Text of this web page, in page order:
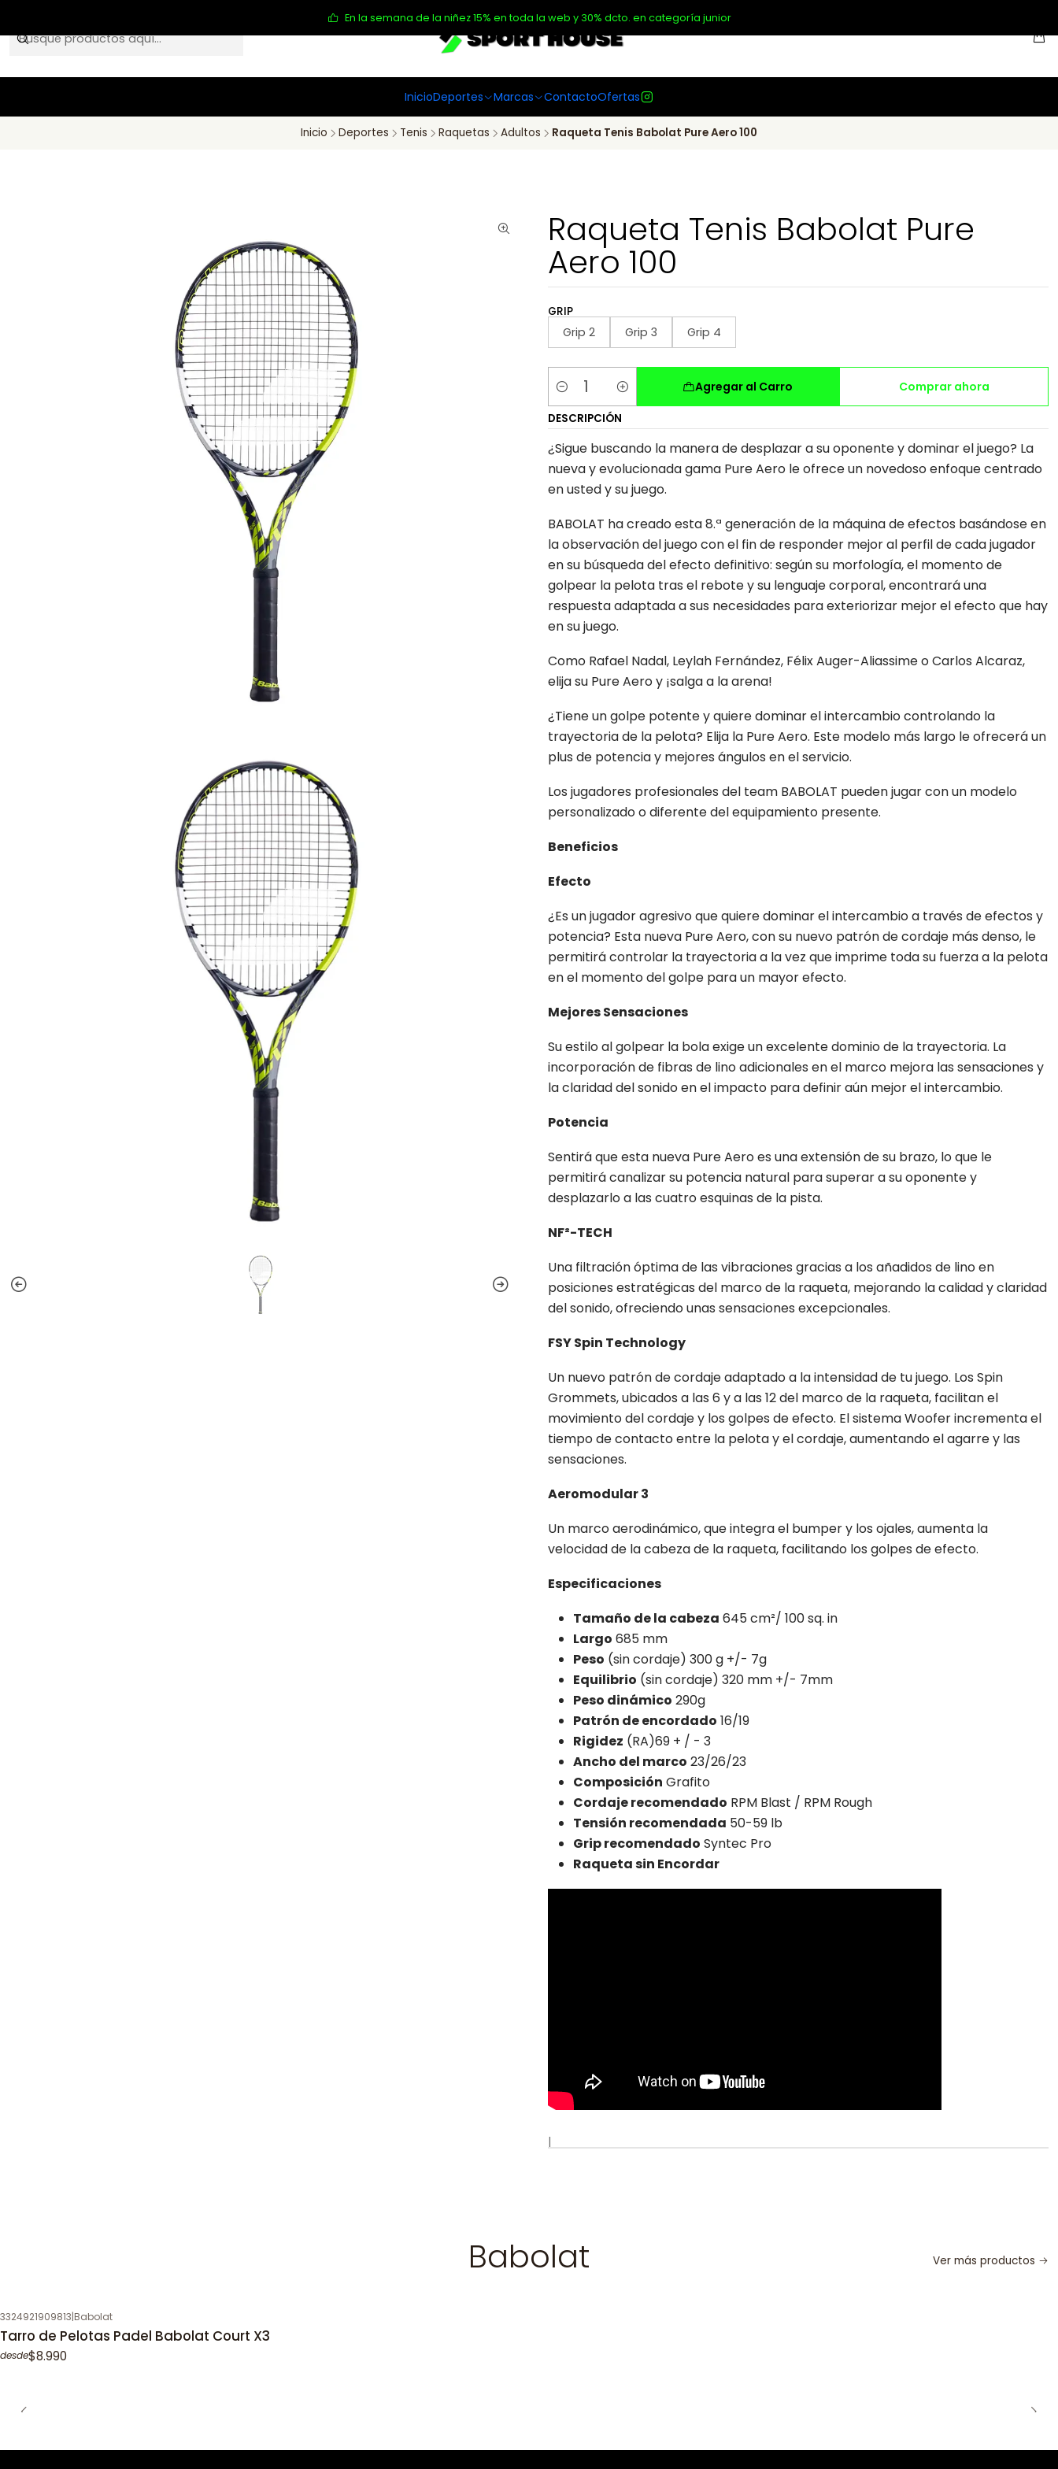
InicioDeportes Marcas ContactoOfertas
En la semana de la niñez 15% en toda la web y 30% dcto. en categoría junior
Inicio Deportes Tenis Raquetas Adultos Raqueta Tenis Babolat Pure Aero 100
Raqueta Tenis Babolat Pure
Aero 100
GRIP
Grip 2 Grip 3 Grip 4
Cantidad
Agregar al Carro Comprar ahora
DESCRIPCIÓN
¿Sigue buscando la manera de desplazar a su oponente y dominar el juego? La
nueva y evolucionada gama Pure Aero le ofrece un novedoso enfoque centrado
en usted y su juego.
BABOLAT ha creado esta 8.ª generación de la máquina de efectos basándose en
la observación del juego con el fin de responder mejor al perfil de cada jugador
en su búsqueda del efecto definitivo: según su morfología, el momento de
golpear la pelota tras el rebote y su lenguaje corporal, encontrará una
respuesta adaptada a sus necesidades para exteriorizar mejor el efecto que hay
en su juego.
Como Rafael Nadal, Leylah Fernández, Félix Auger-Aliassime o Carlos Alcaraz,
elija su Pure Aero y ¡salga a la arena!
¿Tiene un golpe potente y quiere dominar el intercambio controlando la
trayectoria de la pelota? Elija la Pure Aero. Este modelo más largo le ofrecerá un
plus de potencia y mejores ángulos en el servicio.
Los jugadores profesionales del team BABOLAT pueden jugar con un modelo
personalizado o diferente del equipamiento presente.
Beneficios
Efecto
¿Es un jugador agresivo que quiere dominar el intercambio a través de efectos y
potencia? Esta nueva Pure Aero, con su nuevo patrón de cordaje más denso, le
permitirá controlar la trayectoria a la vez que imprime toda su fuerza a la pelota
en el momento del golpe para un mayor efecto.
Mejores Sensaciones
Su estilo al golpear la bola exige un excelente dominio de la trayectoria. La
incorporación de fibras de lino adicionales en el marco mejora las sensaciones y
la claridad del sonido en el impacto para definir aún mejor el intercambio.
Potencia
Sentirá que esta nueva Pure Aero es una extensión de su brazo, lo que le
permitirá canalizar su potencia natural para superar a su oponente y
desplazarlo a las cuatro esquinas de la pista.
NF²-TECH
Una filtración óptima de las vibraciones gracias a los añadidos de lino en
posiciones estratégicas del marco de la raqueta, mejorando la calidad y claridad
del sonido, ofreciendo unas sensaciones excepcionales.
FSY Spin Technology
Un nuevo patrón de cordaje adaptado a la intensidad de tu juego. Los Spin
Grommets, ubicados a las 6 y a las 12 del marco de la raqueta, facilitan el
movimiento del cordaje y los golpes de efecto. El sistema Woofer incrementa el
tiempo de contacto entre la pelota y el cordaje, aumentando el agarre y las
sensaciones.
Aeromodular 3
Un marco aerodinámico, que integra el bumper y los ojales, aumenta la
velocidad de la cabeza de la raqueta, facilitando los golpes de efecto.
Especificaciones
Tamaño de la cabeza 645 cm²/ 100 sq. in
Largo 685 mm
Peso (sin cordaje) 300 g +/- 7g
Equilibrio (sin cordaje) 320 mm +/- 7mm
Peso dinámico 290g
Patrón de encordado 16/19
Rigidez (RA)69 + / - 3
Ancho del marco 23/26/23
Composición Grafito
Cordaje recomendado RPM Blast / RPM Rough
Tensión recomendada 50-59 lb
Grip recomendado Syntec Pro
Raqueta sin Encordar
|
Babolat Ver más productos
3324921909813|Babolat
Tarro de Pelotas Padel Babolat Court X3
desde$8.990